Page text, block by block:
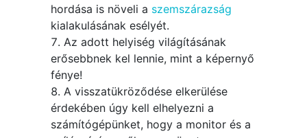
hordása is növeli a szemszárazság
kialakulásának esélyét.
Az adott helyiség világításának
erősebbnek kel lennie, mint a képernyő
fénye!
A visszatükröződése elkerülése
érdekében úgy kell elhelyezni a
számítógépünket, hogy a monitor és a